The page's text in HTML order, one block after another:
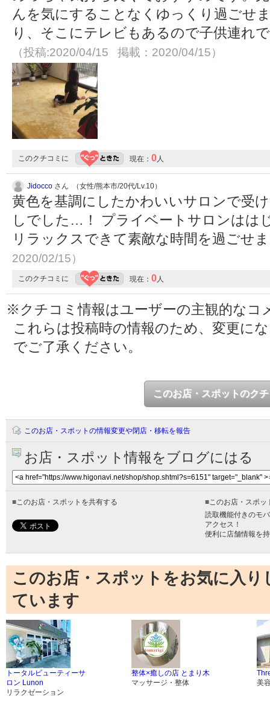
んを気にすることなくゆっくり過ごせ
り、そこにテレビもあるので子供連れ
（投稿:2020/04/15 掲載：2020/04/15）
このクチコミに 現在： 0人
Jidocco さん （女性/熊本市/20代/Lv.10）
黄色を基調にしたかわいいサロンで受
しでした…！ プライベートサロンはは
リラックスできて素敵な時間を過ごせ
2020/02/15）
このクチコミに 現在： 0人
※クチコミ情報はユーザーの主観的なコ
これらは投稿時の情報のため、変更に
でご了承ください。
このお店・スポットのク
このお店・スポットの情報変更や閉店・移転を報告
お店・スポット情報をブログにはる
■このお店・スポットを共有する ■このお店・スポッ
読取機能付きのモ
アクセス！
便利に店舗情報を
このお店・スポットをお気に入
ています
トータルビューティーサ
ロン Lunon
リラクゼーション
整体×癒しの店 とまり木
マッサージ・整体
美